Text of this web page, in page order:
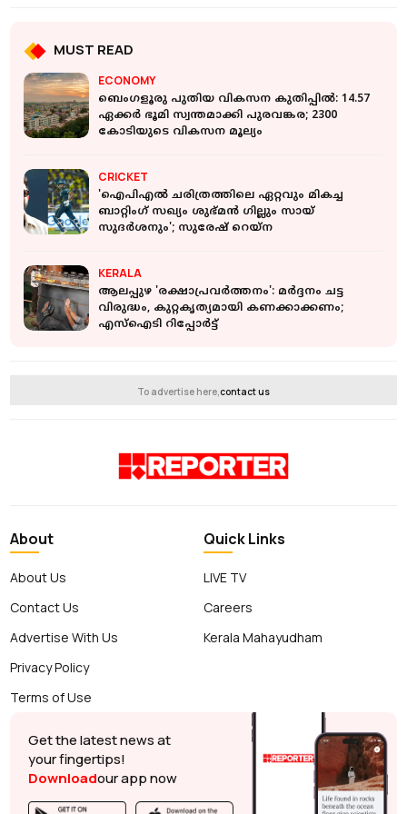
MUST READ
ECONOMY
ബെംഗളൂരു പുതിയ വികസന കുതിപ്പില്‍: 14.57
ഏക്കർ ഭൂമി സ്വന്തമാക്കി പുരവങ്കര; 2300
കോടിയുടെ വികസന മൂല്യം
CRICKET
'ഐപിഎല്‍ ചരിത്രത്തിലെ ഏറ്റവും മികച്ച
ബാറ്റിംഗ് സഖ്യം ശുഭ്മൻ ഗില്ലും സായ്
സുദർശനും'; സുരേഷ് റെയ്‌ന
KERALA
ആലപ്പുഴ 'രക്ഷാപ്രവര്‍ത്തനം': മർദ്ദനം ചട്ട
വിരുദ്ധം, കുറ്റകൃത്യമായി കണക്കാക്കണം;
എസ്ഐടി റിപ്പോർട്ട്‌
To advertise here,contact us
About
About Us
Contact Us
Advertise With Us
Privacy Policy
Terms of Use
Quick Links
LIVE TV
Careers
Kerala Mahayudham
Get the latest news at
your fingertips!
Downloadour app now